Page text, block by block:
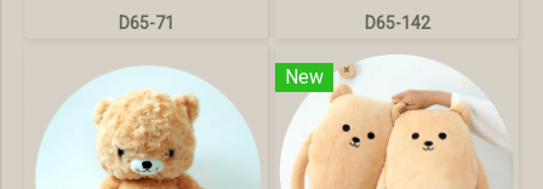
D65-71 D65-142
New